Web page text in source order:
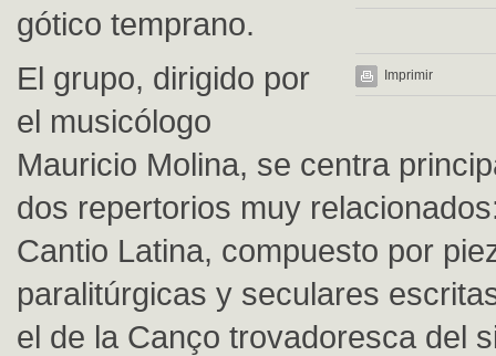
Imprimir
gótico temprano.
El grupo, dirigido por
el musicólogo
Mauricio Molina, se centra
dos repertorios muy
Cantio Latina, compuesto por
paralitúrgicas y seculares
el de la Canço trovadoresca del